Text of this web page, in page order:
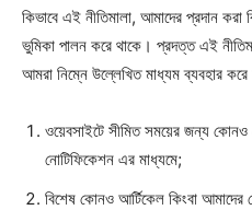
কিভাবে এই নীতিমালা, আমাদের প্রদান করা
ভুমিকা পালন করে থাকে। প্রদত্ত এই
আমরা নিম্নে উল্লেখিত মাধ্যম ব্যবহার
ওয়েবসাইটে সীমিত সময়ের জন্য কোনও
নোটিফিকেশন এর মাধ্যমে;
বিশেষ কোনও আর্টিকেল কিংবা আমাদের